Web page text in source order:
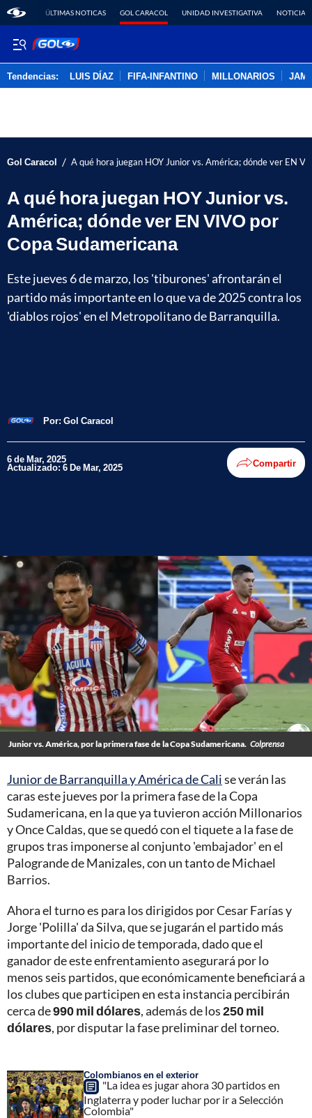
ÚLTIMAS NOTICAS GOL CARACOL UNIDAD INVESTIGATIVA NOTICIAS
Tendencias: LUIS DÍAZ FIFA-INFANTINO MILLONARIOS
Gol Caracol / A qué hora juegan HOY Junior vs. América; dónde ver EN
A qué hora juegan HOY Junior vs.
América; dónde ver EN VIVO por
Copa Sudamericana
Este jueves 6 de marzo, los 'tiburones' afrontarán el
partido más importante en lo que va de 2025 contra los
'diablos rojos' en el Metropolitano de Barranquilla.
Por: Gol Caracol
6 de Mar, 2025
Actualizado: 6 De Mar, 2025 Compartir
Junior vs. América, por la primera fase de la Copa Sudamericana. Colprensa
Junior de Barranquilla y América de Calise verán las
caras este jueves por la primera fase de la Copa
Sudamericana, en la que ya tuvieron acción Millonarios
y Once Caldas, que se quedó con el tiquete a la fase de
grupos tras imponerse al conjunto 'embajador' en el
Palogrande de Manizales, con un tanto de Michael
Barrios.
Ahora el turno es para los dirigidos por Cesar Farías y
Jorge 'Polilla' da Silva, que se jugarán el partido más
importante del inicio de temporada, dado que el
ganador de este enfrentamiento asegurará por lo
menos seis partidos, que económicamente beneficiará a
los clubes que participen en esta instancia percibirán
cerca de990 mil dólares, además de los250 mil
dólares, por disputar la fase preliminar del torneo.
Colombianos en el exterior
"La idea es jugar ahora 30 partidos en
Inglaterra y poder luchar por ir a Selección
Colombia"